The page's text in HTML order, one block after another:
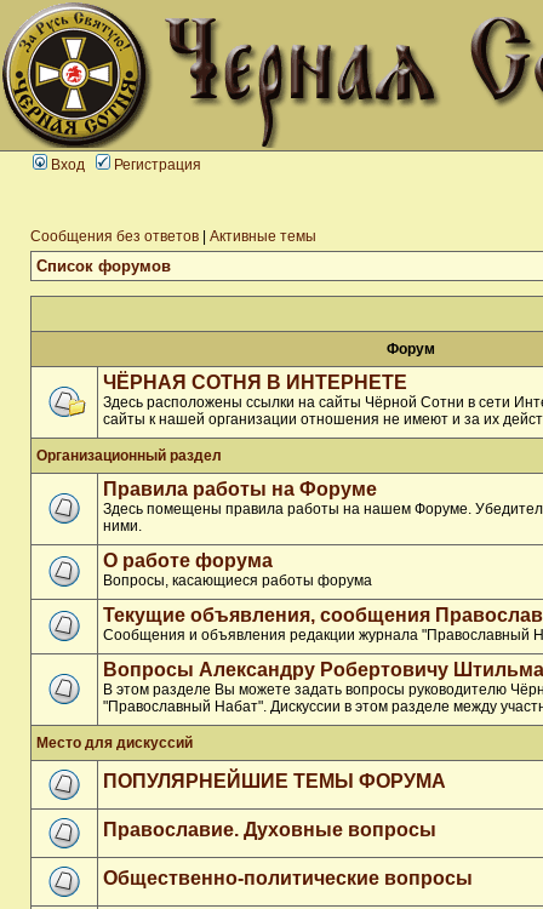
Вход Регистрация
Сообщения без ответов Активные темы
Список форумов
Форум
ЧЁРНАЯ СОТНЯ В ИНТЕРНЕТЕ
Здесь расположены ссылки на сайты Чёрной Сотни в сети
сайты к нашей организации отношения не имеют и за их
Организационный раздел
Правила работы на Форуме
Здесь помещены правила работы на нашем Форуме.
ними.
О работе форума
Вопросы, касающиеся работы форума
Текущие объявления, сообщения
Сообщения и объявления редакции журнала "Православный
Вопросы Александру Робертовичу
В этом разделе Вы можете задать вопросы руководителю
"Православный Набат". Дискуссии в этом разделе между
Место для дискуссий
ПОПУЛЯРНЕЙШИЕ ТЕМЫ ФОРУМА
Православие. Духовные вопросы
Общественно-политические вопросы